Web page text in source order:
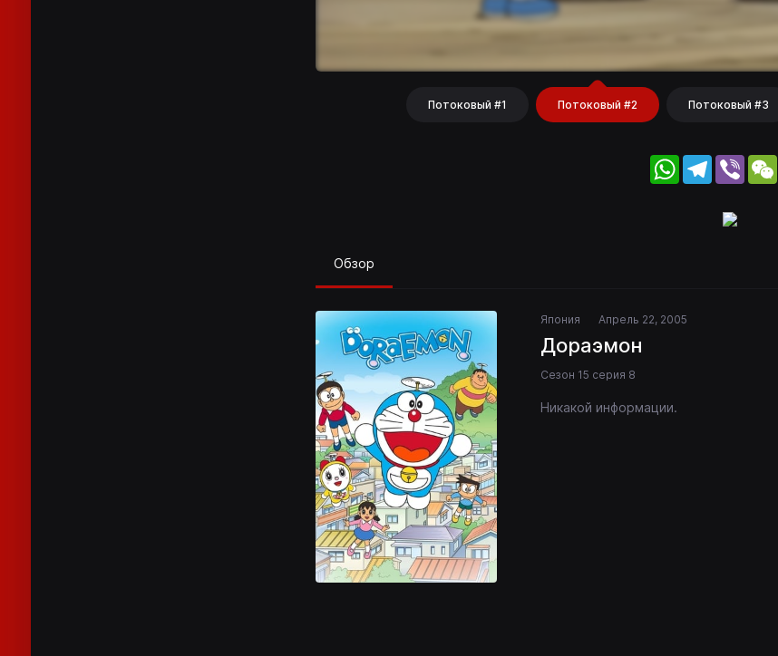
Потоковый #1 Потоковый #2 Потоковый #3
WhatsApp
Telegram
Viber
Обзор
Япония Апрель 22, 2005
Дораэмон
Сезон 15 серия 8
Никакой информации.